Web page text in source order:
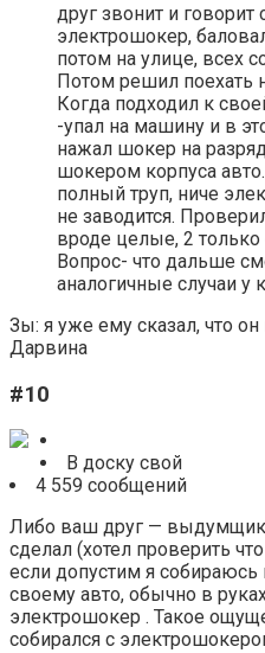
друг звонит и
электрошокер,
потом на улице, всех
Потом решил поехать
Когда подходил к
-упал на машину и в
нажал шокер на
шокером корпуса
полный труп, ниче
не заводится.
вроде целые, 2
Вопрос- что дальше
аналогичные случаи у
Зы: я уже ему сказал, что
Дарвина
#10
В доску свой
4 559 сообщений
Либо ваш друг — выдумщик,
сделал (хотел проверить
если допустим я собираюсь
своему авто, обычно в
электрошокер . Такое
собирался с